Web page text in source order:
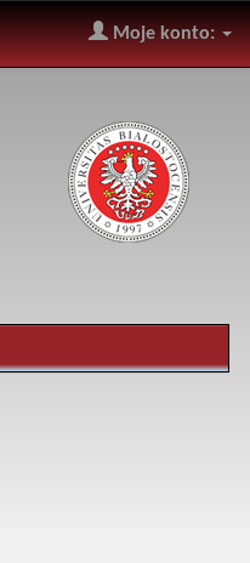
Moje konto: